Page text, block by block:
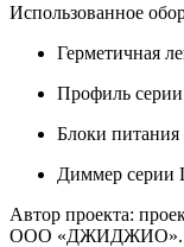
Использованное
Герметичная
Профиль серии
Блоки
Диммер серии
Автор проекта:
ООО «ДЖИДЖИО».